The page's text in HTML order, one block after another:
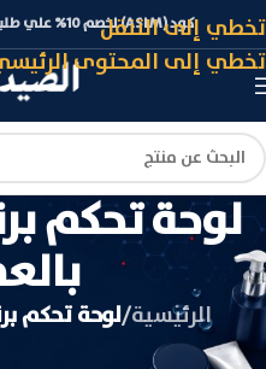
تخطي إلى التنقل
تخطي إلى المحتوى
كود (ASLM) لخصم 10% علي طلبات الجملة الأعلي من 7000 جنيه
لوحة تحكم
الرئيسية/لوحة تحكم
[couponaffiliates]